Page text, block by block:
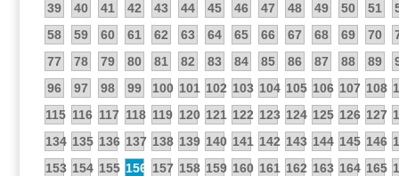
39
40 41 42 43 44 45 46 47 48 49 50 51
58
59 60 61 62 63 64 65 66 67 68 69 70
77
78 79 80 81 82 83 84 85 86 87 88 89
96
97 98 99 100 101 102 103 104 105 106 107 108
115 116 117 118 119 120 121 122 123 124 125 126 127
134 135 136 137 138 139 140 141 142 143 144 145 146
153 154 155 156 157 158 159 160 161 162 163 164 165